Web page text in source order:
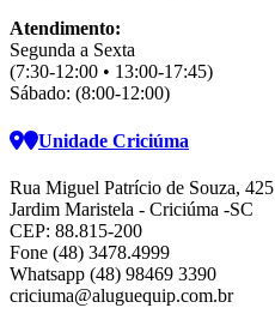
Atendimento:
Segunda a Sexta
(7:30-12:00 • 13:00-17:45)
Sábado: (8:00-12:00)
Unidade Criciúma
Rua Miguel Patrício de Souza, 425
Jardim Maristela - Criciúma -SC
CEP: 88.815-200
Fone (48) 3478.4999
Whatsapp (48) 98469 3390
criciuma@aluguequip.com.br